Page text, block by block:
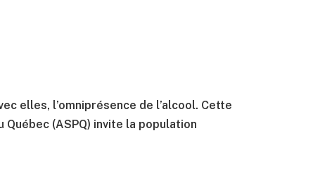
elles, l’omniprésence de l’alcool. Cette
Québec (ASPQ) invite la population